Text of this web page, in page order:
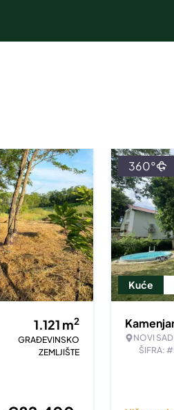
1.121 m2
GRAĐEVINSKO
ZEMLJIŠTE
Kuće
360°
NOVI SAD
ŠIFRA: